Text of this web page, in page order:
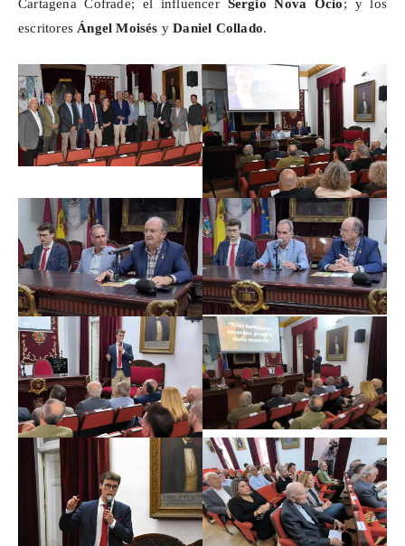
Cartagena Cofrade; el influencer Sergio Nova Ocio; y los
escritores Ángel Moisés yDaniel Collado.